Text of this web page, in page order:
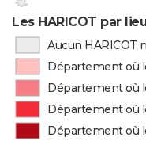
Les HARICOT par
Aucun HARICOT
Département où
Département où
Département où
Département où